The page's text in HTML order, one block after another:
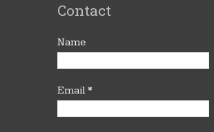
Contact
Name
Email*